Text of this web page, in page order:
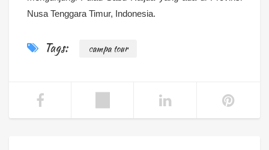
Nusa Tenggara Timur, Indonesia.
Tags: campa tour